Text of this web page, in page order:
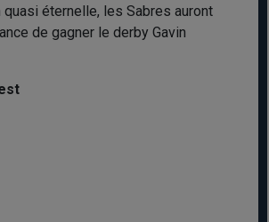
quasi éternelle, les Sabres auront
de gagner le derby Gavin